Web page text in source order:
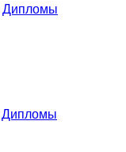
Дипломы
Дипломы